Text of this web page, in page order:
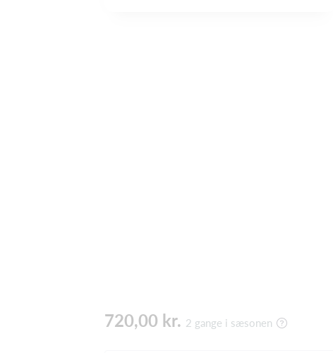
720,00 kr. 2 gange i sæsonen